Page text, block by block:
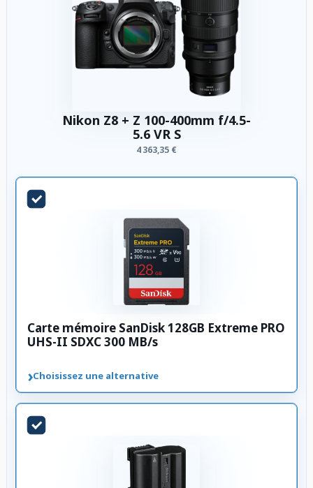
Nikon Z8 + Z 100-400mm f/4.5-
5.6 VR S
4 363,35 €
Carte mémoire SanDisk 128GB Extreme PRO
UHS-II SDXC 300 MB/s
›Choisissez une alternative